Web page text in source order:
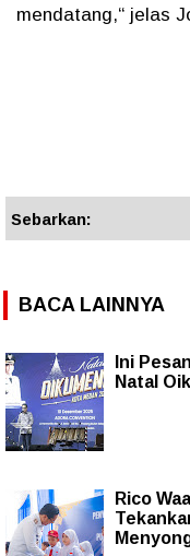
mendatang,“ jelas
Sebarkan:
BACA LAINNYA
Ini
Natal
Rico